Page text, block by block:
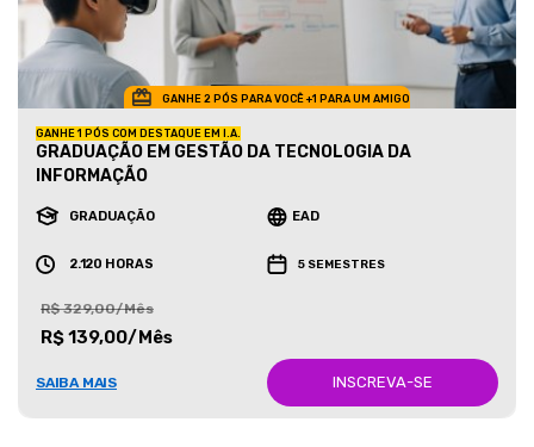
GANHE 2 PÓS PARA VOCÊ +1 PARA UM AMIGO
GANHE 1 PÓS COM DESTAQUE EM I.A.
GRADUAÇÃO EM GESTÃO DA TECNOLOGIA DA
INFORMAÇÃO
GRADUAÇÃO EAD
2.120 HORAS 5 SEMESTRES
R$ 329,00/Mês
R$ 139,00/Mês
SAIBA MAIS INSCREVA-SE